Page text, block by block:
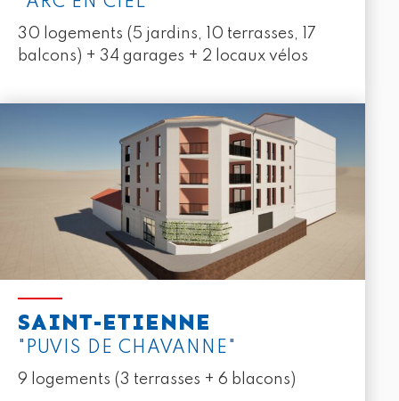
30 logements (5 jardins, 10 terrasses, 17
balcons) + 34 garages + 2 locaux vélos
SAINT-ETIENNE
"PUVIS DE CHAVANNE"
9 logements (3 terrasses + 6 blacons)